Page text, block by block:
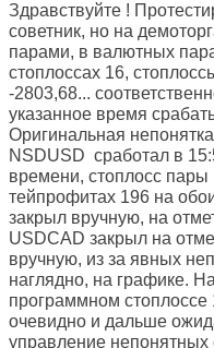
Здравствуйте !
советник, но на
парами, в валютных
стоплоссах 16,
-2803,68...
указанное время
Оригинальная
NSDUSD сработал в
времени, стоплосс
тейпрофитах 196 на
закрыл вручную, на
USDCAD закрыл на
вручную, из за явных
наглядно, на графике.
программном стоплоссе
очевидно и дальше
управление непонятных